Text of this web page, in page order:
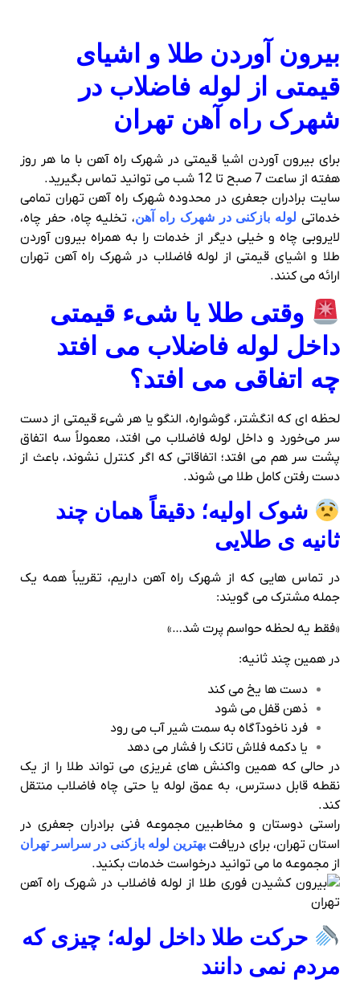
بیرون آوردن طلا و اشیای
قیمتی از لوله فاضلاب در
شهرک راه آهن تهران
برای بیرون آوردن اشیا قیمتی در شهرک راه آهن با ما هر روز
هفته از ساعت 7 صبح تا 12 شب می توانید تماس بگیرید.
سایت برادران جعفری در محدوده شهرک راه آهن تهران تمامی
خدماتی لوله بازکنی در شهرک راه آهن، تخلیه چاه، حفر چاه،
لایروبی چاه و خیلی دیگر از خدمات را به همراه بیرون آوردن
طلا و اشیای قیمتی از لوله فاضلاب در شهرک راه آهن تهران
ارائه می کنند.
وقتی طلا یا شیء قیمتی
داخل لوله فاضلاب می‌ افتد
چه اتفاقی می‌ افتد؟
لحظه‌ ای که انگشتر، گوشواره، النگو یا هر شیء قیمتی از دست
سر می‌خورد و داخل لوله فاضلاب می‌ افتد، معمولاً سه اتفاق
پشت سر هم می‌ افتد؛ اتفاقاتی که اگر کنترل نشوند، باعث از
دست رفتن کامل طلا می‌ شوند.
شوک اولیه؛ دقیقاً همان چند
ثانیه‌ ی طلایی
در تماس‌ هایی که از شهرک راه‌ آهن داریم، تقریباً همه یک
جمله مشترک می‌ گویند:
«فقط یه لحظه حواسم پرت شد…»
در همین چند ثانیه:
دست‌ ها یخ می‌ کند
ذهن قفل می‌ شود
فرد ناخودآگاه به سمت شیر آب می‌ رود
یا دکمه فلاش‌ تانک را فشار می‌ دهد
در حالی که همین واکنش‌ های غریزی می‌ تواند طلا را از یک
نقطه قابل دسترس، به عمق لوله یا حتی چاه فاضلاب منتقل
کند.
راستی دوستان و مخاطبین مجموعه فنی برادران جعفری در
استان تهران، برای دریافت بهترین لوله بازکنی در سراسر تهران
از مجموعه ما می توانید درخواست خدمات بکنید.
حرکت طلا داخل لوله؛ چیزی که
مردم نمی‌ دانند